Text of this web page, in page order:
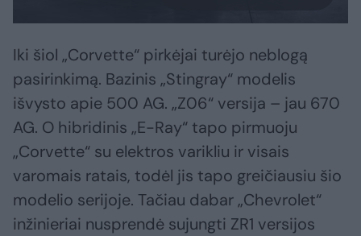
Iki šiol „Corvette“ pirkėjai turėjo neblogą
pasirinkimą. Bazinis „Stingray“ modelis
išvysto apie 500 AG. „Z06“ versija – jau 670
AG. O hibridinis „E-Ray“ tapo pirmuoju
„Corvette“ su elektros varikliu ir visais
varomais ratais, todėl jis tapo greičiausiu šio
modelio serijoje. Tačiau dabar „Chevrolet“
inžinieriai nusprendė sujungti ZR1 versijos